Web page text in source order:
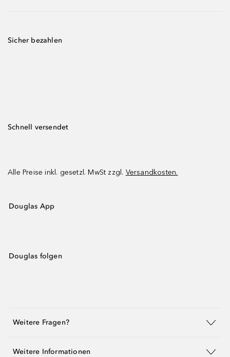
Sicher bezahlen
Schnell versendet
Alle Preise inkl. gesetzl. MwSt zzgl. Versandkosten.
Douglas App
Douglas folgen
Weitere Fragen?
Weitere Informationen